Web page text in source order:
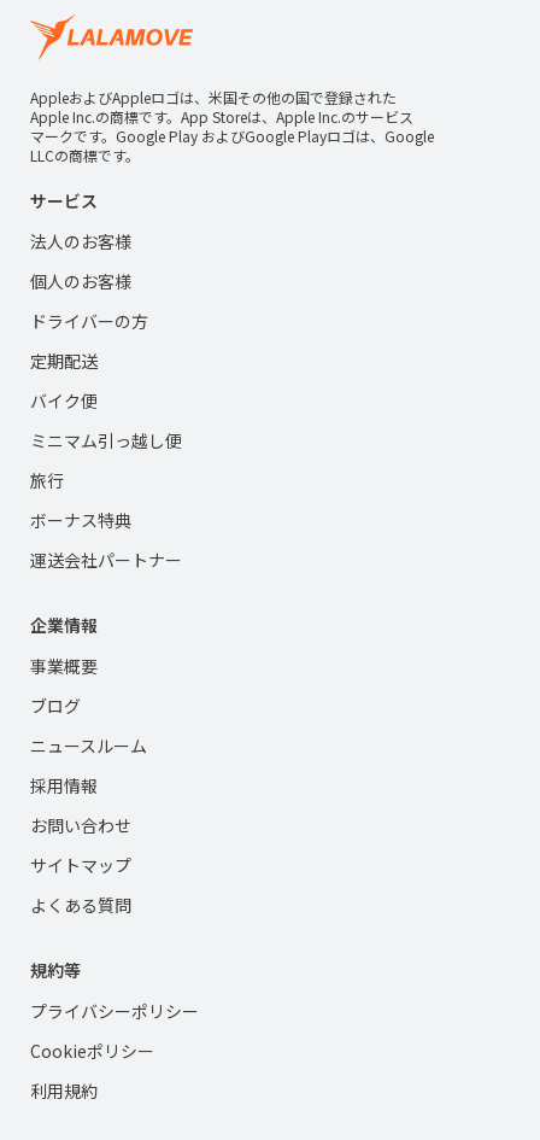
AppleおよびAppleロゴは、米国その他の国で登録された
Apple Inc.の商標です。App Storeは、Apple Inc.のサービス
マークです。Google Play およびGoogle Playロゴは、Google
LLCの商標です。
サービス
法人のお客様
個人のお客様
ドライバーの方
定期配送
バイク便
ミニマム引っ越し便
旅行
ボーナス特典
運送会社パートナー
企業情報
事業概要
ブログ
ニュースルーム
採用情報
お問い合わせ
サイトマップ
よくある質問
規約等
プライバシーポリシー
Cookieポリシー
利用規約